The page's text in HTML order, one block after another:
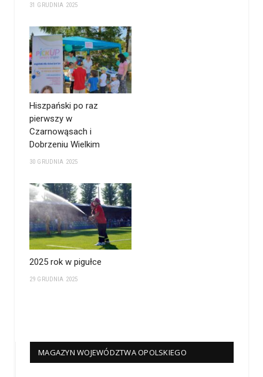
31 GRUDNIA 2025
Hiszpański po raz
pierwszy w
Czarnowąsach i
Dobrzeniu Wielkim
30 GRUDNIA 2025
2025 rok w pigułce
29 GRUDNIA 2025
MAGAZYN WOJEWÓDZTWA OPOLSKIEGO